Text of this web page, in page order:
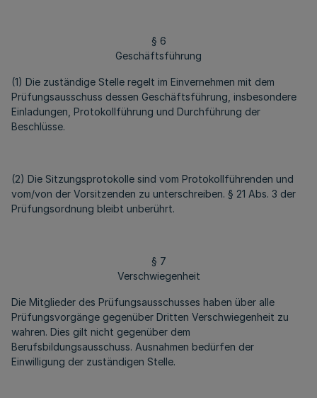
§ 6
Geschäftsführung
(1) Die zuständige Stelle regelt im Einvernehmen mit dem
Prüfungsausschuss dessen Geschäftsführung, insbesondere
Einladungen, Protokollführung und Durchführung der
Beschlüsse.
(2) Die Sitzungsprotokolle sind vom Protokollführenden und
vom/von der Vorsitzenden zu unterschreiben. § 21 Abs. 3 der
Prüfungsordnung bleibt unberührt.
§ 7
Verschwiegenheit
Die Mitglieder des Prüfungsausschusses haben über alle
Prüfungsvorgänge gegenüber Dritten Verschwiegenheit zu
wahren. Dies gilt nicht gegenüber dem
Berufsbildungsausschuss. Ausnahmen bedürfen der
Einwilligung der zuständigen Stelle.